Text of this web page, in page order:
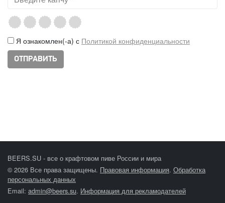
Я ознакомлен(-а) с Политикой конфиденциальности
BEERS.SU - все о крафтовом пиве России и мира
© 2026 Все права защищены. Правовая информация. Обработка
персональных данных
Email: admin@beers.su. Информация для рекламодателей